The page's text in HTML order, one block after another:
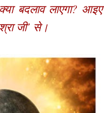
बदलाव लाएगा? आइए
जी’ से।